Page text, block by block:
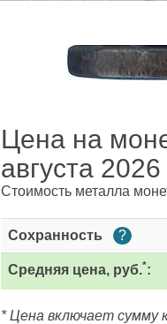
Цена на
августа 2026
Стоимость металла
Сохранность ?
Средняя цена, руб.*:
* Цена включает сумму